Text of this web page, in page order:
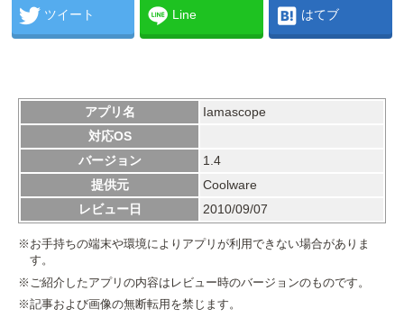
ツイート Line はてブ
アプリ名
Iamascope
対応OS
バージョン
1.4
提供元
Coolware
レビュー日
2010/09/07
※お手持ちの端末や環境によりアプリが利用できない場合がありま
す。
※ご紹介したアプリの内容はレビュー時のバージョンのものです。
※記事および画像の無断転用を禁じます。